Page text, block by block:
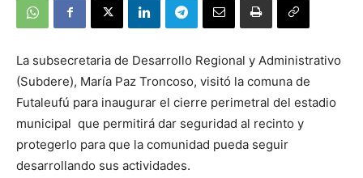
La subsecretaria de Desarrollo Regional y Administrativo
(Subdere), María Paz Troncoso, visitó la comuna de
Futaleufú para inaugurar el cierre perimetral del estadio
municipal que permitirá dar seguridad al recinto y
protegerlo para que la comunidad pueda seguir
desarrollando sus actividades.